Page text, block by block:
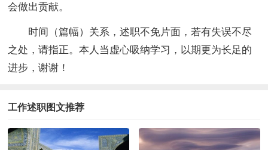
会做出贡献。
时间（篇幅）关系，述职不免片面，若有失误不尽
之处，请指正。本人当虚心吸纳学习，以期更为长足的
进步，谢谢！
工作述职图文推荐